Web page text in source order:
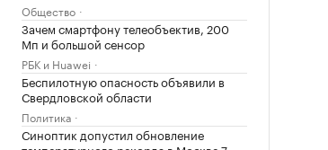
Общество
Зачем смартфону телеобъектив, 200
Мп и большой сенсор
РБК и Huawei
Беспилотную опасность объявили в
Свердловской области
Политика
Синоптик допустил обновление